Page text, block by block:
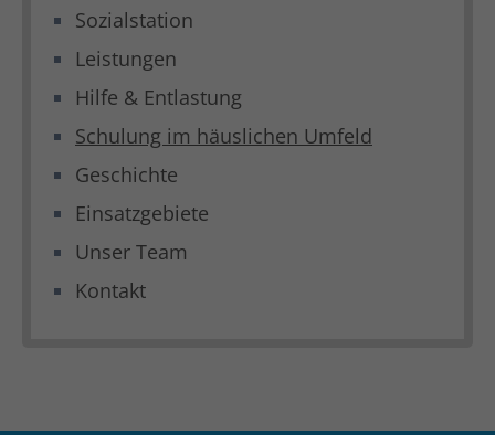
Sozialstation
Leistungen
Hilfe & Entlastung
Schulung im häuslichen Umfeld
Geschichte
Einsatzgebiete
Unser Team
Kontakt